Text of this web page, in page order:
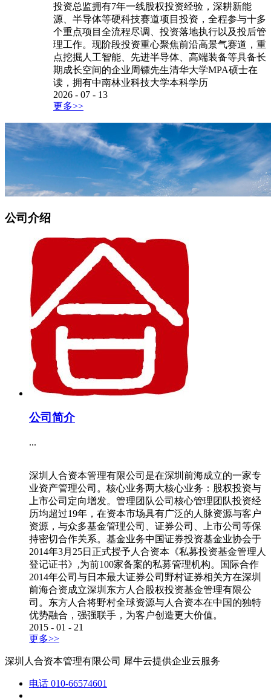
投资总监拥有7年一线股权投资经验，深耕新能
源、半导体等硬科技赛道项目投资，全程参与十多
个重点项目全流程尽调、投资落地执行以及投后管
理工作。现阶段投资重心聚焦前沿高景气赛道，重
点挖掘人工智能、先进半导体、高端装备等具备长
期成长空间的企业周镖先生清华大学MPA硕士在
读，拥有中南林业科技大学本科学历
2026 - 07 - 13
更多>>
公司介绍
公司简介
...
深圳人合资本管理有限公司是在深圳前海成立的一家专
业资产管理公司。核心业务两大核心业务：股权投资与
上市公司定向增发。管理团队公司核心管理团队投资经
历均超过19年，在资本市场具有广泛的人脉资源与客户
资源，与众多基金管理公司、证券公司、上市公司等保
持密切合作关系。基金业务中国证券投资基金业协会于
2014年3月25日正式授予人合资本《私募投资基金管理人
登记证书》,为前100家备案的私募管理机构。国际合作
2014年公司与日本最大证券公司野村证券相关方在深圳
前海合资成立深圳东方人合股权投资基金管理有限公
司。东方人合将野村全球资源与人合资本在中国的独特
优势融合，强强联手，为客户创造更大价值。
2015 - 01 - 21
更多>>
深圳人合资本管理有限公司 犀牛云提供企业云服务
电话 010-66574601